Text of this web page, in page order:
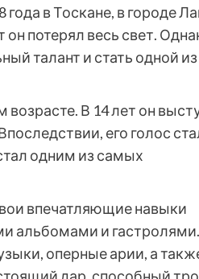
в Тоскане, в городе
потерял весь свет.
талант и стать одной
В 14 лет он
его голос
одним из самых
впечатляющие навыки
альбомами и гастролями.
оперные арии, а